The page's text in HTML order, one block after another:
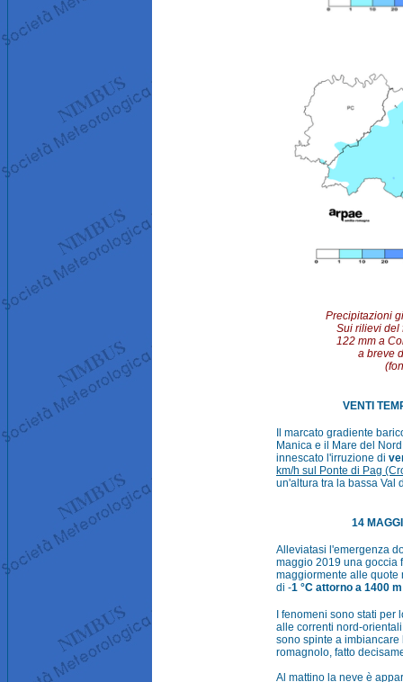
Precipitazioni
Sui rilievi del
122 mm a
a breve
VENTI
Il marcato gradiente
Manica e il Mare del
innescato l'irruzione di
km/h sul Ponte di Pag
un'altura tra la bassa Val
14
Alleviatasi l'emergenza
maggio 2019 una goccia
maggiormente alle quote
di -1 °C attorno a 1400 m
I fenomeni sono stati
alle correnti nord-
sono spinte a
romagnolo, fatto
Al mattino la neve è